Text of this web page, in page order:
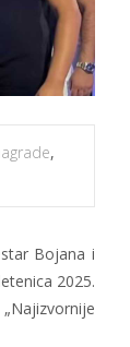
,
Bojana i
2025.